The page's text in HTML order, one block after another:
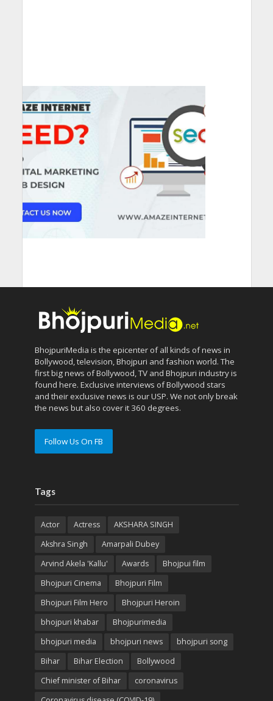
BhojpuriMedia is the epicenter of all kinds of news in
Bollywood, television, Bhojpuri and fashion world. The
first big news of Bollywood, TV and Bhojpuri industry is
found here. Exclusive interviews of Bollywood stars
and their exclusive news is our USP. We not only break
the news but also cover it 360 degrees.
Follow Us On FB
Tags
Actor Actress
AKSHARA SINGH
Akshra Singh
Amarpali Dubey
Arvind Akela 'Kallu'
Awards
Bhojpui film
Bhojpuri Cinema
Bhojpuri Film
Bhojpuri Film Hero
Bhojpuri Heroin
bhojpuri khabar
Bhojpurimedia
bhojpuri media
bhojpuri news
bhojpuri song
Bihar
Bihar Election
Bollywood
Chief minister of Bihar
coronavirus